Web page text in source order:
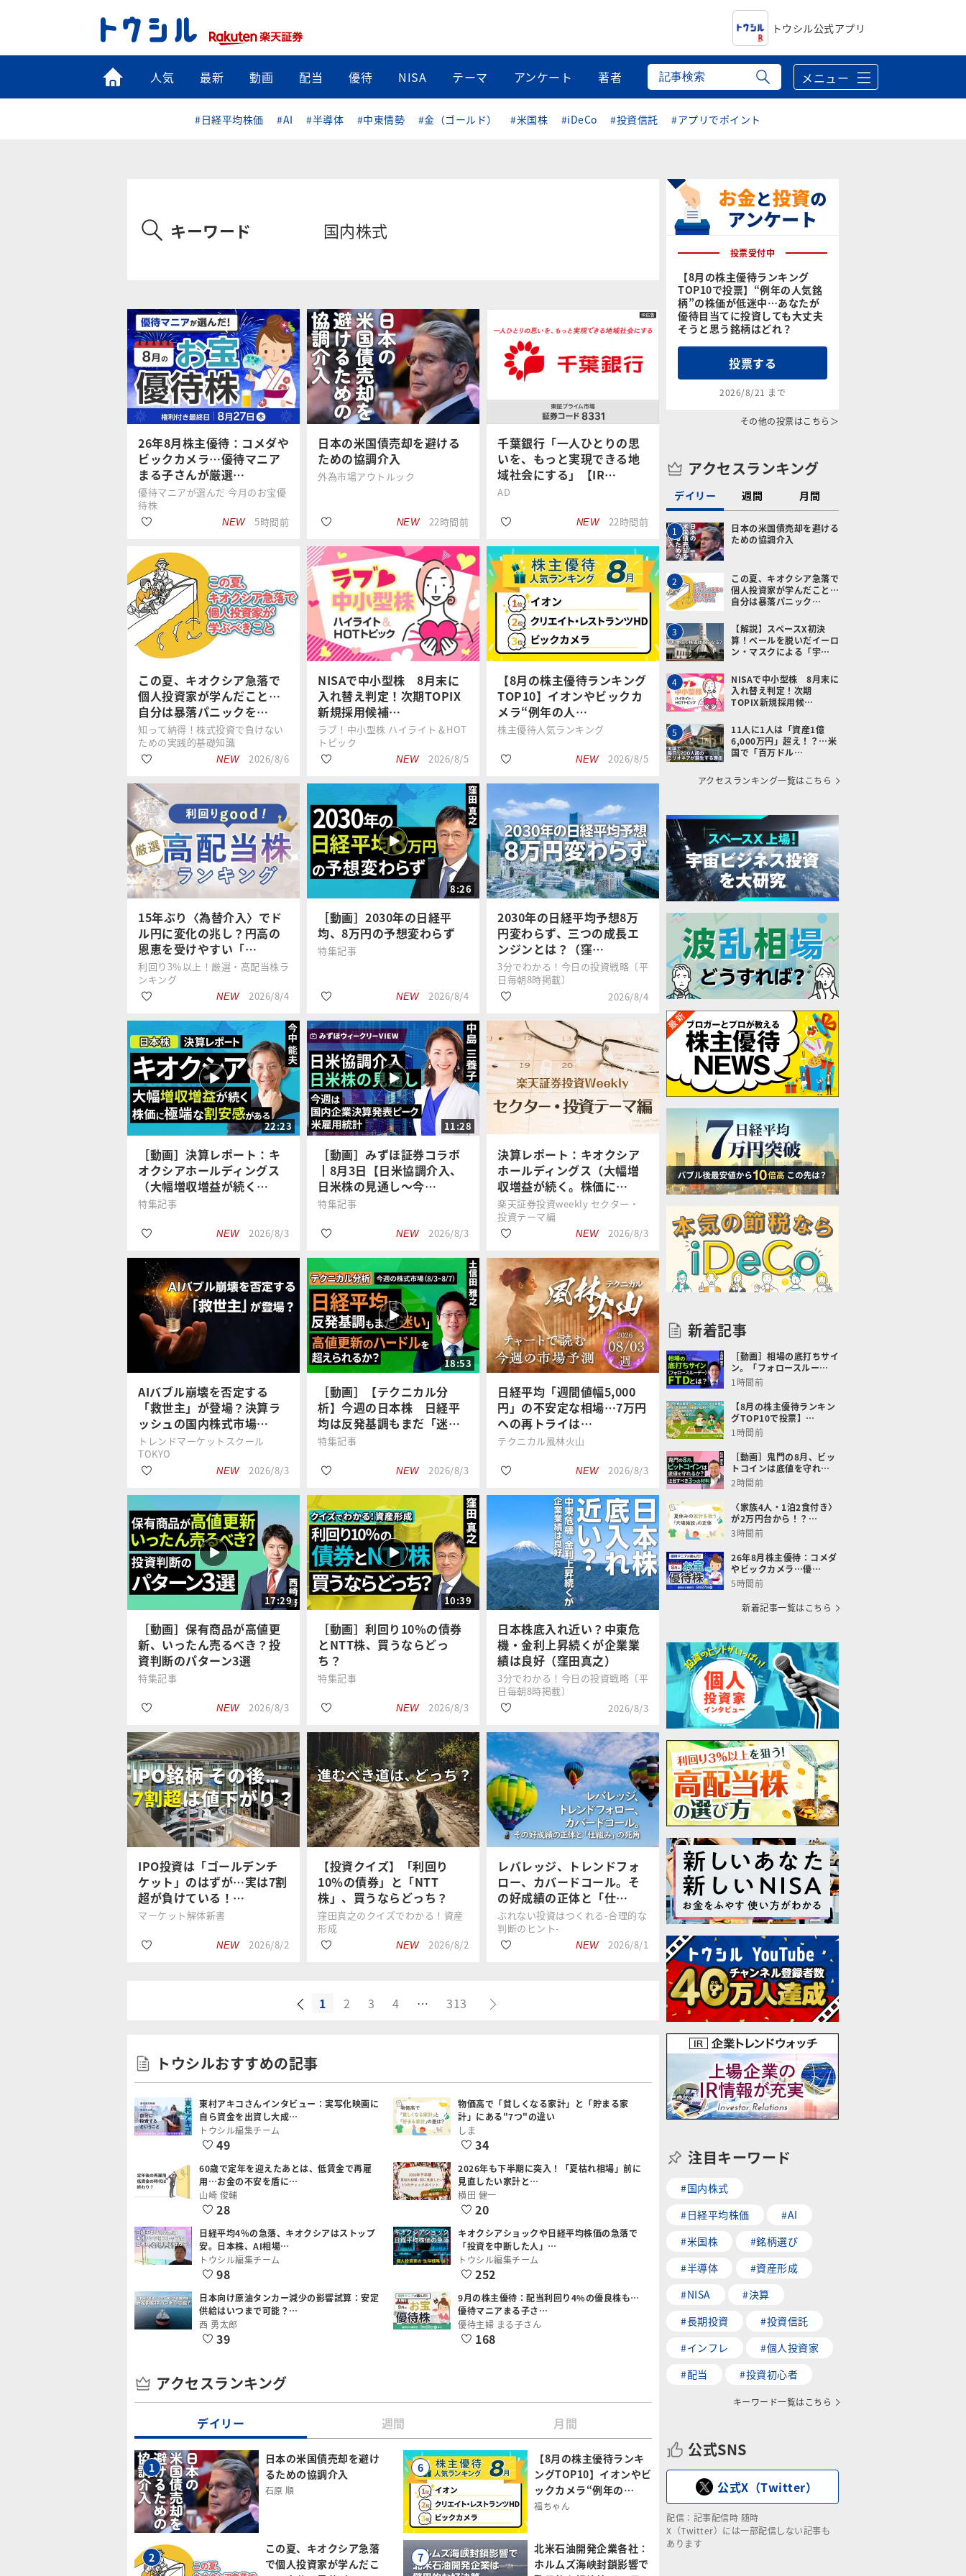
トウシル公式アプリ
トップ
人気 最新 動画 配当 優待 NISA テーマ アンケート 著者 メニュー
#日経平均株価 #AI #半導体 #中東情勢 #金（ゴールド） #米国株 #iDeCo #投資信託 #アプリでポイント
キーワード 国内株式
26年8月株主優待：コメダや
ビックカメラ…優待マニア
まる子さんが厳選…
優待マニアが選んだ 今月のお宝優
待株
NEW 5時間前
優待主婦 まる
子さん
#株主優待
#銘柄選び
日本の米国債売却を避ける
ための協調介入
外為市場アウトルック
NEW 22時間前
石原 順
#円高
#インフレ
#日本銀行
千葉銀行「一人ひとりの思
いを、もっと実現できる地
域社会にする」【IR…
AD
NEW 22時間前
楽天証券
#みんなの投資
#銘柄選び
#IR
この夏、キオクシア急落で
個人投資家が学んだこと…
自分は暴落パニックを…
知って納得！株式投資で負けない
ための実践的基礎知識
NEW 2026/8/6
足立 武志
#国内株式
#波乱相場
NISAで中小型株 8月末に
入れ替え判定！次期TOPIX
新規採用候補…
ラブ！中小型株 ハイライト＆HOT
トピック
NEW 2026/8/5
岡村 友哉
#新興株
#割安株
#TOPIX（東証株価
【8月の株主優待ランキング
TOP10】イオンやビックカ
メラ“例年の人…
株主優待人気ランキング
NEW 2026/8/5
福ちゃん
#株主優待
#銘柄選び
#国内株式
15年ぶり〈為替介入〉でド
ル円に変化の兆し？円高の
恩恵を受けやすい「…
利回り3％以上！厳選・高配当株ラ
ンキング
NEW 2026/8/4
佐藤 勝己
#銘柄選び
#日経平均株価
#AI
8:26
［動画］2030年の日経平
均、8万円の予想変わらず
特集記事
NEW 2026/8/4
窪田 真之
#日経平均株価
#インフレ
#国内株式
2030年の日経平均予想8万
円変わらず、三つの成長エ
ンジンとは？（窪…
3分でわかる！今日の投資戦略〔平
日毎朝8時掲載〕
2026/8/4
窪田 真之
#日経平均株価
#インフレ
22:23
［動画］決算レポート：キ
オクシアホールディングス
（大幅増収増益が続く…
特集記事
NEW 2026/8/3
今中 能夫
11:28
［動画］みずほ証券コラボ
┃8月3日【日米協調介入、
日米株の見通し～今…
特集記事
NEW 2026/8/3
トウシル編集
チーム
#米国株
#国内株式
#テクニカル
決算レポート：キオクシア
ホールディングス（大幅増
収増益が続く。株価に…
楽天証券投資weekly セクター・
投資テーマ編
NEW 2026/8/3
今中 能夫
#AI
#業績
#国内株式
AIバブル崩壊を否定する
「救世主」が登場？決算ラ
ッシュの国内株式市場…
トレンドマーケットスクール
TOKYO
NEW 2026/8/3
トウシル編集
チーム
#日経平均株価
#AI
#国内株式
18:53
［動画］【テクニカル分
析】今週の日本株 日経平
均は反発基調もまだ「迷…
特集記事
NEW 2026/8/3
土信田 雅之
#日経平均株価
#テクニカル
#国内株式
日経平均「週間値幅5,000
円」の不安定な相場…7万円
への再トライは…
テクニカル風林火山
NEW 2026/8/3
土信田 雅之
#日経平均株価
#テクニカル
#国内株式
17:29
［動画］保有商品が高値更
新、いったん売るべき？投
資判断のパターン3選
特集記事
NEW 2026/8/3
西崎努
#日経平均株価
#投資信託
#資産形成
10:39
［動画］利回り10％の債券
とNTT株、買うならどっ
ち？
特集記事
NEW 2026/8/3
窪田 真之
#国内株式
#国内債券
#資産形成
日本株底入れ近い？中東危
機・金利上昇続くが企業業
績は良好（窪田真之）
3分でわかる！今日の投資戦略〔平
日毎朝8時掲載〕
2026/8/3
窪田 真之
#日経平均株価
#半導体
#国内株式
IPO投資は「ゴールデンチ
ケット」のはずが…実は7割
超が負けている！…
マーケット解体新書
NEW 2026/8/2
藤根 靖晃
#IPO
【投資クイズ】「利回り
10％の債券」と「NTT
株」、買うならどっち？
窪田真之のクイズでわかる！資産
形成
NEW 2026/8/2
レバレッジ、トレンドフォ
ロー、カバードコール。そ
の好成績の正体と「仕…
ぶれない投資はつくれる-合理的な
判断のヒント-
NEW 2026/8/1
1 2 3 4 … 313
トウシルおすすめの記事
東村アキコさんインタビュー：実写化映画に
自ら資金を出資し大成…
トウシル編集チーム
49
物価高で「貧しくなる家計」と「貯まる家
計」にある"7つ"の違い
しま
34
60歳で定年を迎えたあとは、低賃金で再雇
用…お金の不安を盾に…
山崎 俊輔
28
2026年も下半期に突入！「夏枯れ相場」前に
見直したい家計と…
横田 健一
20
日経平均4％の急落、キオクシアはストップ
安。日本株、AI相場…
トウシル編集チーム
98
キオクシアショックや日経平均株価の急落で
「投資を中断した人」…
トウシル編集チーム
252
日本向け原油タンカー減少の影響試算：安定
供給はいつまで可能？…
西 勇太郎
39
9月の株主優待：配当利回り4%の優良株も…
優待マニアまる子さ…
優待主婦 まる子さん
168
アクセスランキング
デイリー 週間 月間
1
日本の米国債売却を避け
るための協調介入
石原 順
2
この夏、キオクシア急落
で個人投資家が学んだこ
6
【8月の株主優待ランキ
ングTOP10】イオンやビ
ックカメラ“例年の…
福ちゃん
7
北米石油開発企業各社：
ホルムズ海峡封鎖影響で
投票受付中
【8月の株主優待ランキング
TOP10で投票】“例年の人気銘
柄”の株価が低迷中…あなたが
優待目当てに投資しても大丈夫
そうと思う銘柄はどれ？
投票する
2026/8/21 まで
その他の投票はこちら＞
アクセスランキング
デイリー 週間 月間
1
日本の米国債売却を避ける
ための協調介入
2
この夏、キオクシア急落で
個人投資家が学んだこと…
自分は暴落パニック…
3
【解説】スペースX初決
算！ベールを脱いだイーロ
ン・マスクによる「宇…
4
NISAで中小型株 8月末に
入れ替え判定！次期
TOPIX新規採用候…
5
11人に1人は「資産1億
6,000万円」超え！？…米
国で「百万ドル…
アクセスランキング一覧はこちら
新着記事
［動画］相場の底打ちサイ
ン。「フォロースルー…
1時間前
【8月の株主優待ランキン
グTOP10で投票】…
1時間前
［動画］鬼門の8月、ビッ
トコインは底値を守れ…
2時間前
〈家族4人・1泊2食付き〉
が2万円台から！？…
3時間前
26年8月株主優待：コメダ
やビックカメラ…優…
5時間前
新着記事一覧はこちら
注目キーワード
#国内株式
#日経平均株価
#AI
#米国株
#銘柄選び
#半導体
#資産形成
#NISA
#決算
#長期投資
#投資信託
#インフレ
#個人投資家
#配当
#投資初心者
キーワード一覧はこちら
公式SNS
公式X（Twitter）
配信：記事配信時 随時
X（Twitter）には一部配信しない記事も
あります